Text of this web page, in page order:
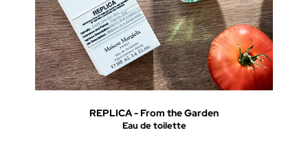
REPLICA - From the Garden
Eau de toilette